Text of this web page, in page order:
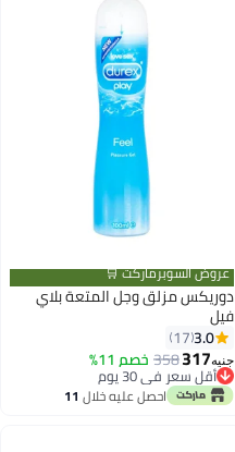
عروض السوبرماركت 🛒
دوريكس مزلق وجل المتعة بلاي
فيل
3.0
17
جنيه317
358 خصم 11%
أقل سعر في 30 يوم
أقل سعر في 30 يوماحصل عليه خلال 11